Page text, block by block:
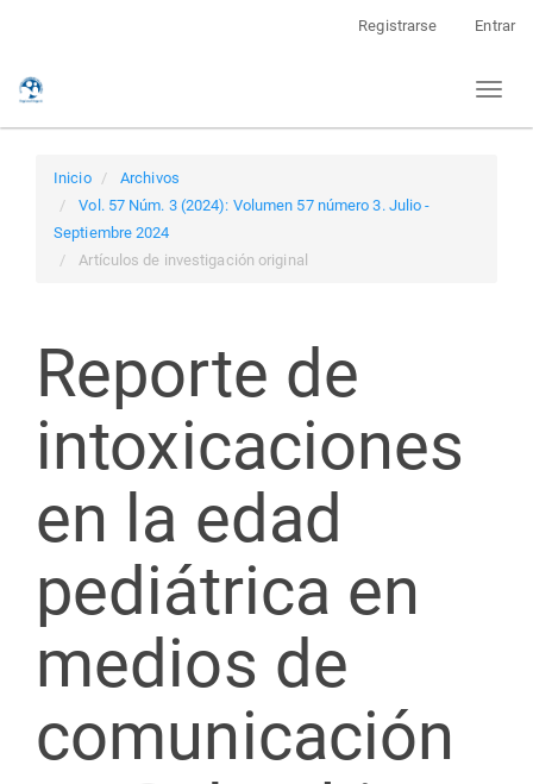
Registrarse Entrar
Toggle
Inicio
Archivos
Vol. 57 Núm. 3 (2024): Volumen 57 número 3. Julio -
Septiembre 2024
Artículos de investigación original
Reporte de
intoxicaciones
en la edad
pediátrica en
medios de
comunicación